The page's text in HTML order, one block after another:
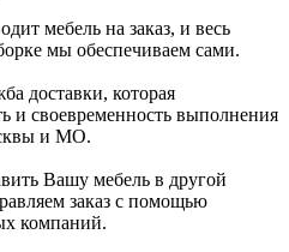
мебель на заказ, и весь
мы обеспечиваем сами.
доставки, которая
и своевременность выполнения
и МО.
Вашу мебель в другой
заказ с помощью
компаний.